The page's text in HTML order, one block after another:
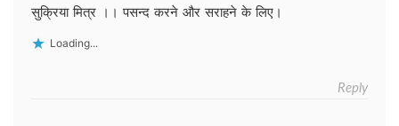
सुक्रिया मित्र ।। पसन्द करने और सराहने के लिए।
Loading...
Reply